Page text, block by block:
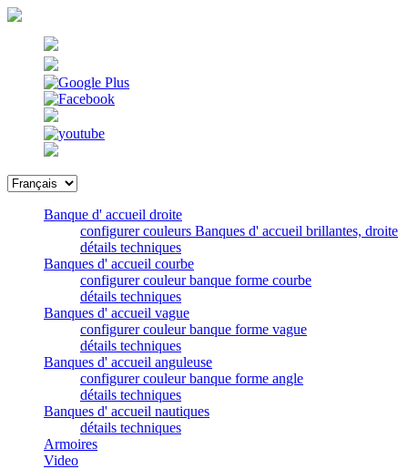
Banque d' accueil droite
configurer couleurs Banques d' accueil brillantes, droite
détails techniques
Banques d' accueil courbe
configurer couleur banque forme courbe
détails techniques
Banques d' accueil vague
configurer couleur banque forme vague
détails techniques
Banques d' accueil anguleuse
configurer couleur banque forme angle
détails techniques
Banques d' accueil nautiques
détails techniques
Armoires
Video